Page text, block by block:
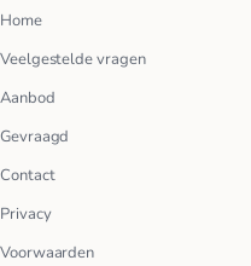
Home
Veelgestelde vragen
Aanbod
Gevraagd
Contact
Privacy
Voorwaarden